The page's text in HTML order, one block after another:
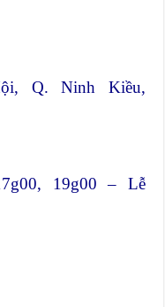
Q. Ninh Kiều,
19g00 – Lễ